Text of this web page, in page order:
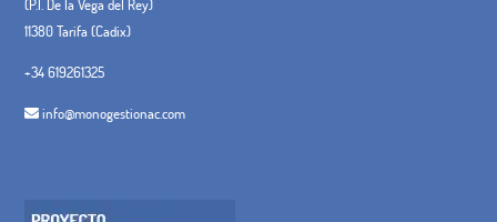
(P.I. De la Vega del Rey)
11380 Tarifa (Cadix)
+34 619261325
info@monogestionac.com